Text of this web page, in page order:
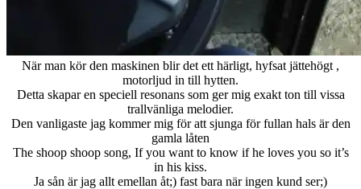
När man kör den maskinen blir det ett härligt, hyfsat jättehögt ,
motorljud in till hytten.
Detta skapar en speciell resonans som ger mig exakt ton till vissa
trallvänliga melodier.
Den vanligaste jag kommer mig för att sjunga för fullan hals är den
gamla låten
The shoop shoop song, If you want to know if he loves you so it’s
in his kiss.
Ja sån är jag allt emellan åt;) fast bara när ingen kund ser;)